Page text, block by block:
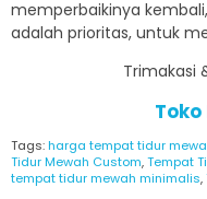
memperbaikinya
adalah prioritas, untuk
Trimakasi
Tags:harga tempat tidur
Tidur Mewah Custom,Tempat
tempat tidur mewah minimalis,